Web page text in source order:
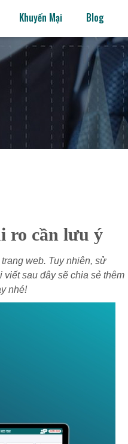
Khuyến Mại Blog
ro cần lưu ý
web. Tuy nhiên, sử
sau đây sẽ chia sẻ thêm
nhé!